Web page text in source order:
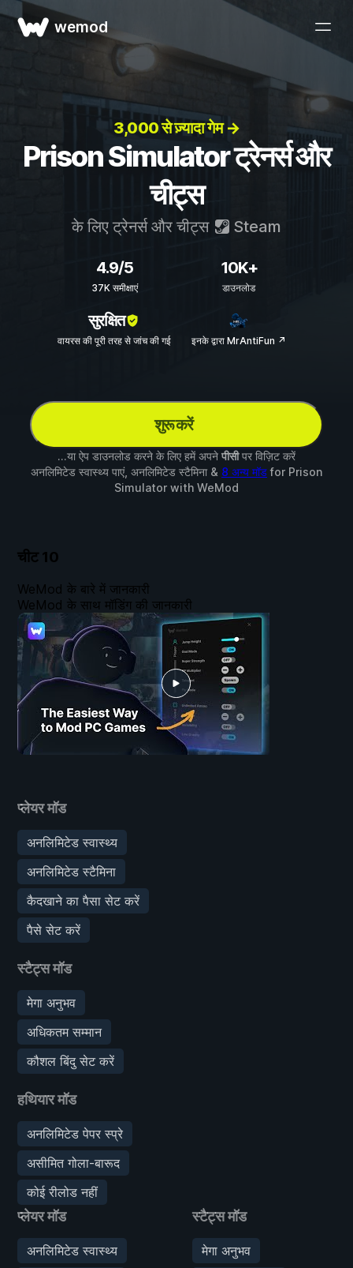
wemod
3,000 से ज़्यादा गेम →
Prison Simulator ट्रेनर्स और
चीट्स
के लिए ट्रेनर्स और चीट्स Steam
4.9/5
37K समीक्षाएं
10K+
डाउनलोड
सुरक्षित
वायरस की पूरी तरह से जांच की गई इनके द्वारा MrAntiFun ↗
शुरू करें
...या ऐप डाउनलोड करने के लिए हमें अपने पीसीपर विज़िट करें
अनलिमिटेड स्वास्थ्य पाएं, अनलिमिटेड स्टैमिना & 8 अन्य मॉडfor Prison
Simulator with WeMod
चीट 10
प्लेयर मॉड
अनलिमिटेड स्वास्थ्य
अनलिमिटेड स्टैमिना
कैदखाने का पैसा सेट करें
पैसे सेट करें
स्टैट्स मॉड
मेगा अनुभव
अधिकतम सम्मान
कौशल बिंदु सेट करें
हथियार मॉड
अनलिमिटेड पेपर स्प्रे
असीमित गोला-बारूद
कोई रीलोड नहीं
प्लेयर मॉड
अनलिमिटेड स्वास्थ्य
स्टैट्स मॉड
मेगा अनुभव
WeMod के बारे में जानकारी
WeMod के साथ मॉडिंग की जानकारी